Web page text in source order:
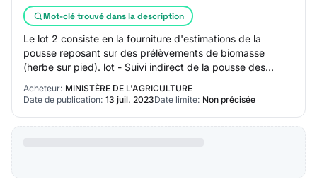
Mot-clé trouvé dans la description
Le lot 2 consiste en la fourniture d'estimations de la
pousse reposant sur des prélèvements de biomasse
(herbe sur pied). lot - Suivi indirect de la pousse des
prairies sur des parcelles pâturées con…
Acheteur: MINISTÈRE DE L'AGRICULTURE
Date de publication: 13 juil. 2023Date limite: Non précisée